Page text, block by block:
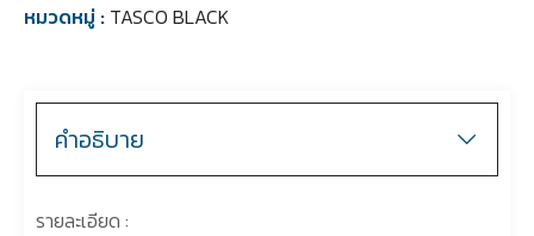
หมวดหมู่ : TASCO BLACK
คำอธิบาย
รายละเอียด :